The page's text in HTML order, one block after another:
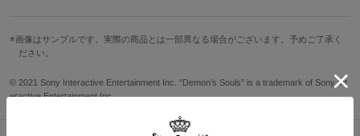
トを開けると、内側には様々なモチーフをデザイン。
左側はICカードや身分証の収納に便利な窓付きポケットを搭載。普
段はベルトを留めることで露出せず、安心してしまっておくことが
できます。
9cm
画像はサンプルです。実際の商品とは一部異なる場合がございます。予めご了承く
ださい。
© 2021 Sony Interactive Entertainment Inc. “Demon’s Souls” is a trademark of Sony Int
eractive Entertainment Inc.